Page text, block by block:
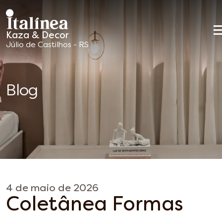
Kaza & Decor
Móveis
Planejados
Júlio de Castilhos - RS
Blog
4 de maio de 2026
Coletânea Formas